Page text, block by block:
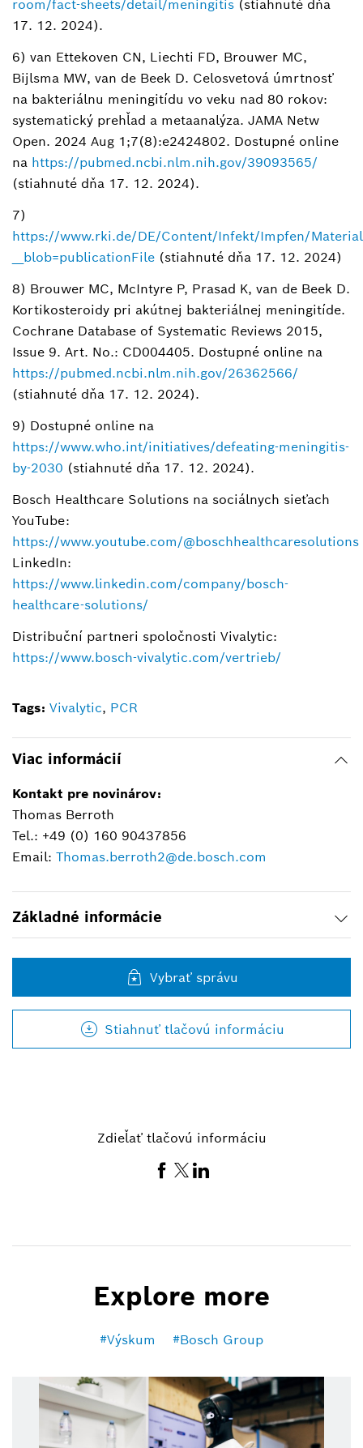
room/fact-sheets/detail/meningitis (stiahnuté dňa
17. 12. 2024).
6) van Ettekoven CN, Liechti FD, Brouwer MC,
Bijlsma MW, van de Beek D. Celosvetová úmrtnosť
na bakteriálnu meningitídu vo veku nad 80 rokov:
systematický prehľad a metaanalýza. JAMA Netw
Open. 2024 Aug 1;7(8):e2424802. Dostupné online
na https://pubmed.ncbi.nlm.nih.gov/39093565/
(stiahnuté dňa 17. 12. 2024).
7)
https://www.rki.de/DE/Content/Infekt/Impfen/
__blob=publicationFile (stiahnuté dňa 17. 12. 2024)
8) Brouwer MC, McIntyre P, Prasad K, van de Beek D.
Kortikosteroidy pri akútnej bakteriálnej meningitíde.
Cochrane Database of Systematic Reviews 2015,
Issue 9. Art. No.: CD004405. Dostupné online na
https://pubmed.ncbi.nlm.nih.gov/26362566/
(stiahnuté dňa 17. 12. 2024).
9) Dostupné online na
https://www.who.int/initiatives/defeating-meningitis-
by-2030 (stiahnuté dňa 17. 12. 2024).
Bosch Healthcare Solutions na sociálnych sieťach
YouTube:
https://www.youtube.com/@boschhealthcaresolutions
LinkedIn:
https://www.linkedin.com/company/bosch-
healthcare-solutions/
Distribuční partneri spoločnosti Vivalytic:
https://www.bosch-vivalytic.com/vertrieb/
Tags: Vivalytic, PCR
Viac informácií
Kontakt pre novinárov:
Thomas Berroth
Tel.: +49 (0) 160 90437856
Email: Thomas.berroth2@de.bosch.com
Základné informácie
Vybrať správu
Stiahnuť tlačovú informáciu
Zdieľať tlačovú informáciu
Explore more
Výskum Bosch Group